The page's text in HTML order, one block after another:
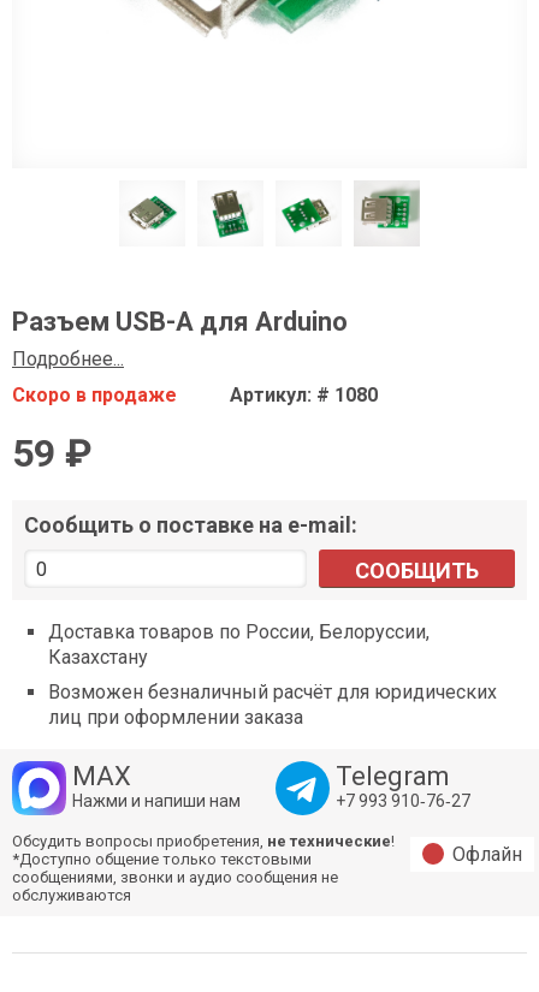
Разъем USB-A для Arduino
Подробнее...
Скоро в продаже
Артикул: # 1080
59 ₽
Сообщить о поставке на e-mail:
СООБЩИТЬ
Доставка товаров по России, Белоруссии,
Казахстану
Возможен безналичный расчёт для юридических
лиц при оформлении заказа
MAX
Нажми и напиши нам
Telegram
+7 993 910‑76‑27
Обсудить вопросы приобретения, не технические!
*Доступно общение только текстовыми
сообщениями, звонки и аудио сообщения не
обслуживаются
Офлайн